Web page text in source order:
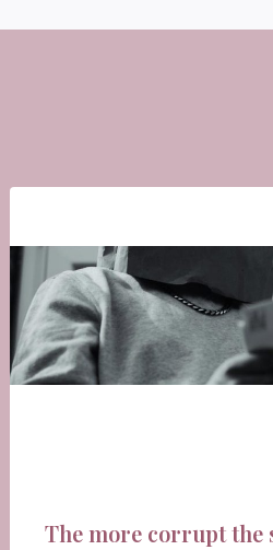
The more corrupt the